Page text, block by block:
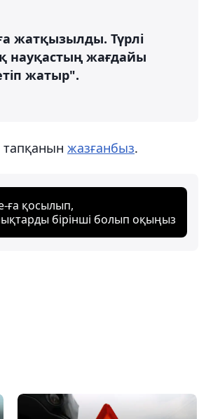
жатқызылды. Түрлі
науқастың жағдайы
жатыр".
тапқанын жазғанбыз.
ға қосылып,
бірінші болып оқыңыз